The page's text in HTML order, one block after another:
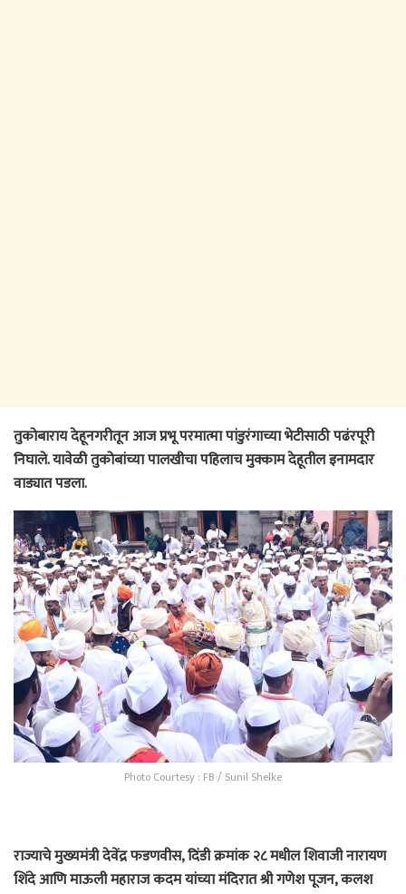
तुकोबाराय देहूनगरीतून आज प्रभू परमात्मा पांडुरंगाच्या भेटीसाठी पढंरपूरी
निघाले. यावेळी तुकोबांच्या पालखीचा पहिलाच मुक्काम देहूतील इनामदार
वाड्यात पडला.
Photo Courtesy : FB / Sunil Shelke
राज्याचे मुख्यमंत्री देवेंद्र फडणवीस, दिंडी क्रमांक २८ मधील शिवाजी नारायण
शिंदे आणि माऊली महाराज कदम यांच्या मंदिरात श्री गणेश पूजन, कलश